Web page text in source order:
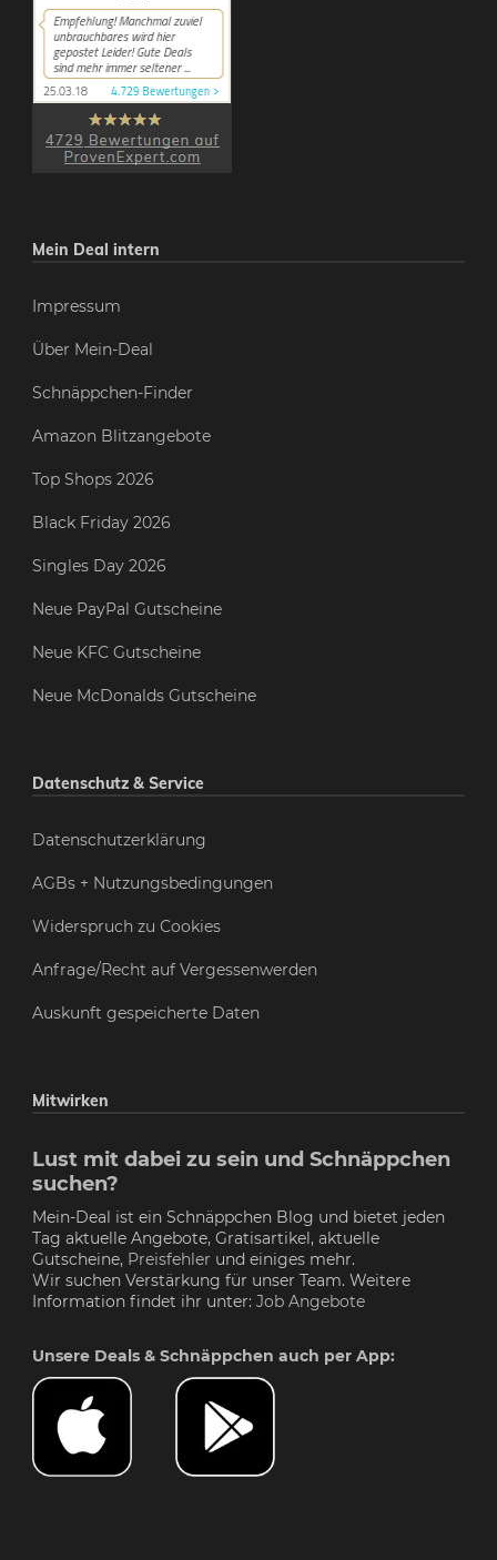
Mein Deal intern
Impressum
Über Mein-Deal
Schnäppchen-Finder
Amazon Blitzangebote
Top Shops 2026
Black Friday 2026
Singles Day 2026
Neue PayPal Gutscheine
Neue KFC Gutscheine
Neue McDonalds Gutscheine
Datenschutz & Service
Datenschutzerklärung
AGBs + Nutzungsbedingungen
Widerspruch zu Cookies
Anfrage/Recht auf Vergessenwerden
Auskunft gespeicherte Daten
Mitwirken
Lust mit dabei zu sein und Schnäppchen
suchen?
Mein-Deal ist ein Schnäppchen Blog und bietet jeden
Tag aktuelle Angebote, Gratisartikel, aktuelle
Gutscheine, Preisfehler und einiges mehr.
Wir suchen Verstärkung für unser Team. Weitere
Information findet ihr unter: Job Angebote
Unsere Deals & Schnäppchen auch per App: